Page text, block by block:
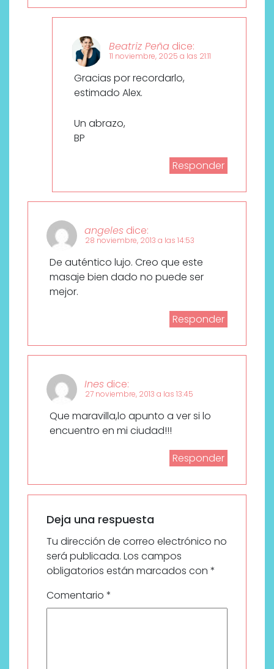
Beatriz Peña dice:
11 noviembre, 2025 a las 21:11
Gracias por recordarlo,
estimado Alex.
Un abrazo,
BP
Responder
angeles dice:
28 noviembre, 2013 a las 14:53
De auténtico lujo. Creo que este
masaje bien dado no puede ser
mejor.
Responder
Ines dice:
27 noviembre, 2013 a las 13:45
Que maravilla,lo apunto a ver si lo
encuentro en mi ciudad!!!
Responder
Deja una respuesta
Tu dirección de correo electrónico no
será publicada. Los campos
obligatorios están marcados con *
Comentario *